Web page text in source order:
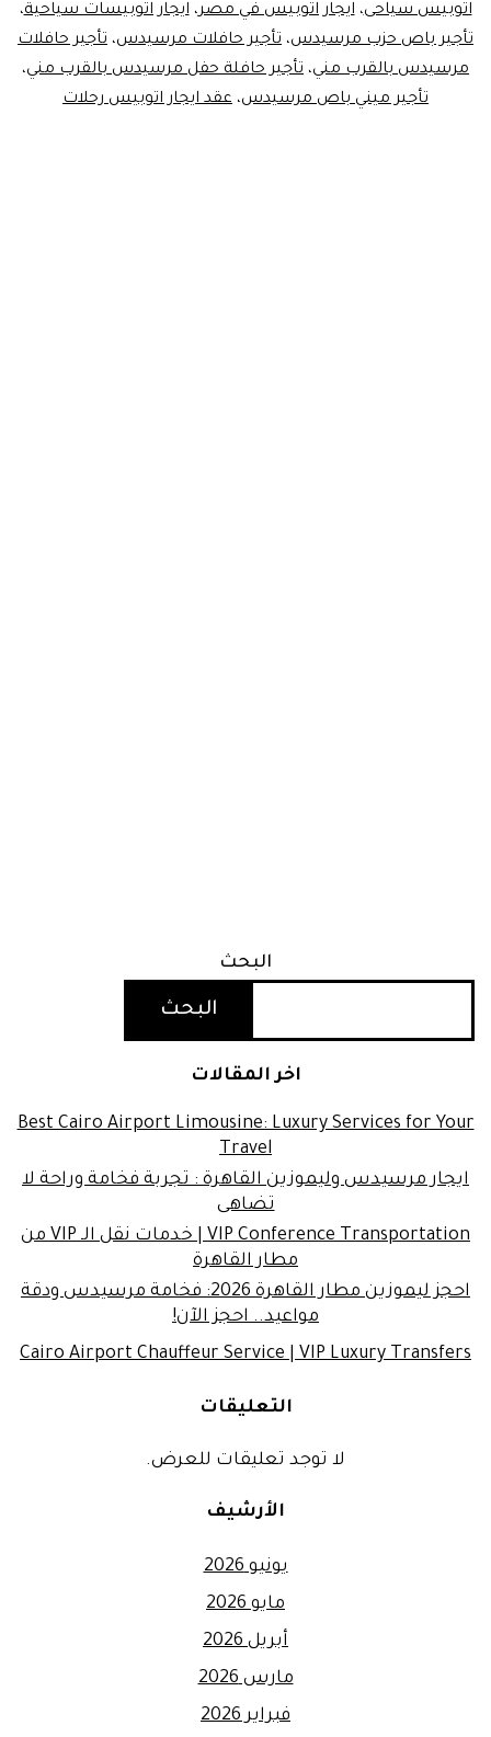
اتوبيس سياحى،ايجار اتوبيس في مصر،ايجار اتوبيسات سياحية،
تأجير باص حزب مرسيدس، تأجير حافلات مرسيدس، تأجير حافلات
مرسيدس بالقرب مني، تأجير حافلة حفل مرسيدس بالقرب مني،
تأجير ميني باص مرسيدس، عقد ايجار اتوبيس رحلات
البحث
البحث
اخر المقالات
Best Cairo Airport Limousine: Luxury Services for Your
Travel
ايجار مرسيدس وليموزين القاهرة : تجربة فخامة وراحة لا
تضاهى
VIP Conference Transportation | خدمات نقل الـ VIP من
مطار القاهرة
احجز ليموزين مطار القاهرة 2026: فخامة مرسيدس ودقة
مواعيد.. احجز الآن!
Cairo Airport Chauffeur Service | VIP Luxury Transfers
التعليقات
لا توجد تعليقات للعرض.
الأرشيف
يونيو 2026
مايو 2026
أبريل 2026
مارس 2026
فبراير 2026